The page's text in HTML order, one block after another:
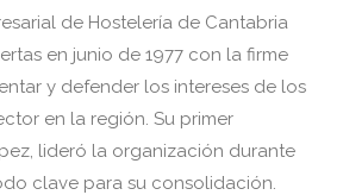
de Hostelería de Cantabria
en junio de 1977 con la firme
y defender los intereses de los
en la región. Su primer
lideró la organización durante
clave para su consolidación.